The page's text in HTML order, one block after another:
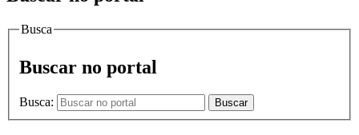
Busca
Buscar no portal
Busca: Buscar